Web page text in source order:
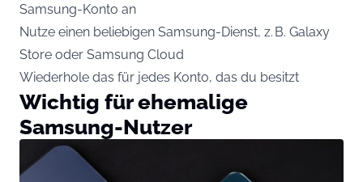
Samsung-Konto an
Nutze einen beliebigen Samsung-Dienst, z. B. Galaxy
Store oder Samsung Cloud
Wiederhole das für jedes Konto, das du besitzt
Wichtig für ehemalige
Samsung-Nutzer